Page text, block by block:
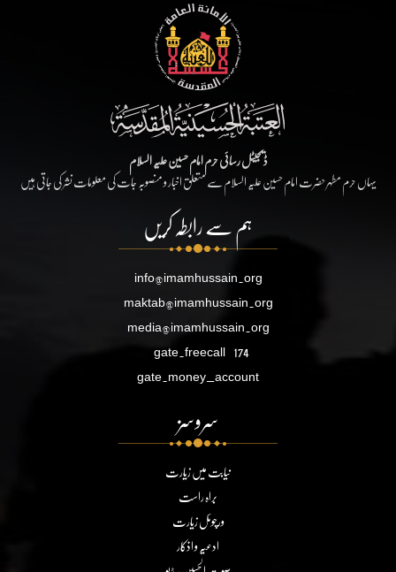
ڈیجیٹل رسائی حرم امام حسین علیہ السلام
یہاں حرم مطہر حضرت امام حسین علیہ السلام سے متعلق اخبار و منصوبہ جات کی معلومات نشر کی جاتی ہیں
ہم سے رابطہ کریں
info@imamhussain.org
maktab@imamhussain.org
media@imamhussain.org
gate.freecall 174
gate.money_account
سروسز
نیابت میں زیارت
براہ راست
ورچوئل زیارت
ادعیہ و اذکار